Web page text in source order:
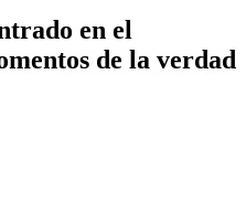
en el
de la verdad